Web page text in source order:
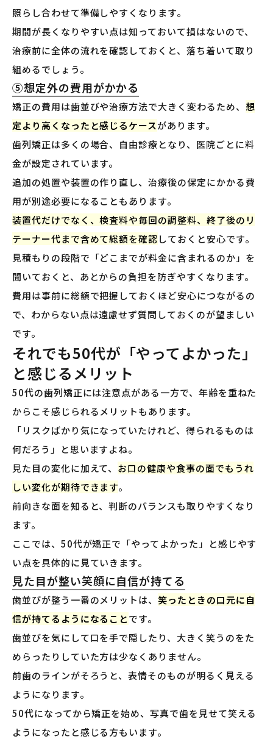
照らし合わせて準備しやすくなります。
期間が長くなりやすい点は知っておいて損はないので、
治療前に全体の流れを確認しておくと、落ち着いて取り
組めるでしょう。
⑤想定外の費用がかかる
矯正の費用は歯並びや治療方法で大きく変わるため、 想
定より高くなったと感じるケースがあります。
歯列矯正は多くの場合、自由診療となり、医院ごとに料
金が設定されています。
追加の処置や装置の作り直し、治療後の保定にかかる費
用が別途必要になることもあります。
装置代だけでなく、検査料や毎回の調整料、終了後のリ
テーナー代まで含めて総額を確認しておくと安心です。
見積もりの段階で「どこまでが料金に含まれるのか」を
聞いておくと、あとからの負担を防ぎやすくなります。
費用は事前に総額で把握しておくほど安心につながるの
で、わからない点は遠慮せず質問しておくのが望ましい
です。
それでも50代が「やってよかった」
と感じるメリット
50代の歯列矯正には注意点がある一方で、年齢を重ねた
からこそ感じられるメリットもあります。
「リスクばかり気になっていたけれど、得られるものは
何だろう」と思いますよね。
見た目の変化に加えて、 お口の健康や食事の面でもうれ
しい変化が期待できます。
前向きな面を知ると、判断のバランスも取りやすくなり
ます。
ここでは、50代が矯正で「やってよかった」と感じやす
い点を具体的に見ていきます。
見た目が整い笑顔に自信が持てる
歯並びが整う一番のメリットは、 笑ったときの口元に自
信が持てるようになることです。
歯並びを気にして口を手で隠したり、大きく笑うのをた
めらったりしていた方は少なくありません。
前歯のラインがそろうと、表情そのものが明るく見える
ようになります。
50代になってから矯正を始め、写真で歯を見せて笑える
ようになったと感じる方もいます。